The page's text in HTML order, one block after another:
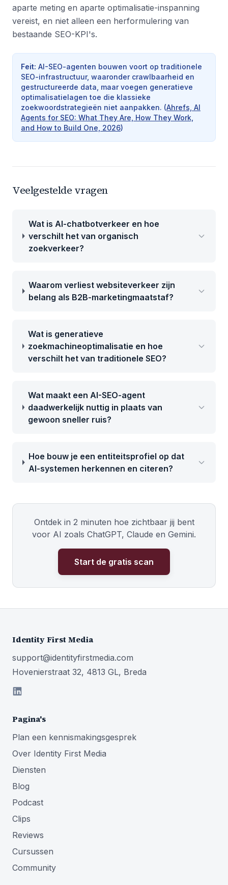
aparte meting en aparte optimalisatie-inspanning
vereist, en niet alleen een herformulering van
bestaande SEO-KPI's.
Feit: AI-SEO-agenten bouwen voort op traditionele
SEO-infrastructuur, waaronder crawlbaarheid en
gestructureerde data, maar voegen generatieve
optimalisatielagen toe die klassieke
zoekwoordstrategieën niet aanpakken. (Ahrefs, AI
Agents for SEO: What They Are, How They Work,
and How to Build One, 2026)
Veelgestelde vragen
Wat is AI-chatbotverkeer en hoe
verschilt het van organisch
zoekverkeer?
Waarom verliest websiteverkeer zijn
belang als B2B-marketingmaatstaf?
Wat is generatieve
zoekmachineoptimalisatie en hoe
verschilt het van traditionele SEO?
Wat maakt een AI-SEO-agent
daadwerkelijk nuttig in plaats van
gewoon sneller ruis?
Hoe bouw je een entiteitsprofiel op dat
AI-systemen herkennen en citeren?
Ontdek in 2 minuten hoe zichtbaar jij bent
voor AI zoals ChatGPT, Claude en Gemini.
Start de gratis scan
Identity First Media
support@identityfirstmedia.com
Hovenierstraat 32, 4813 GL, Breda
Pagina's
Plan een kennismakingsgesprek
Over Identity First Media
Diensten
Blog
Podcast
Clips
Reviews
Cursussen
Community